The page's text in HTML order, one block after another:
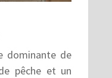
dominante de
pêche et un